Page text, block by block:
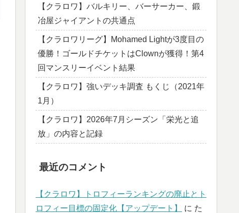
【クラロワ】バルキリー、バーサーカー、鍛
冶屋ジャイアントの共通点
【クラロワリーグ】Mohamed Lightが3度目の
優勝！ゴールドチケットはClownが獲得！第4
回マンスリーイベント結果
【クラロワ】強いデッキ調査 もくじ（2021年
1月）
【クラロワ】2026年7月シーズン「栄光と追
放」の内容と記録
最近のコメント
【クラロワ】トロフィーランキングの廃止とト
ロフィー目標の固定化【アップデート】
に た